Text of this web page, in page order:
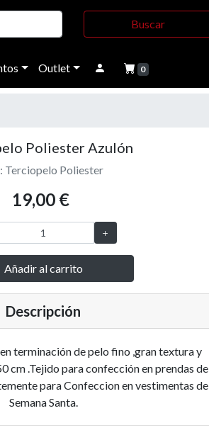
Buscar
Outlet 0
Poliester Azulón
Terciopelo Poliester
19,00 €
Añadir al carrito
Descripción
terminación de pelo fino ,gran textura y
cm .Tejido para confección en prendas de
para Confeccion en vestimentas de
Semana Santa.